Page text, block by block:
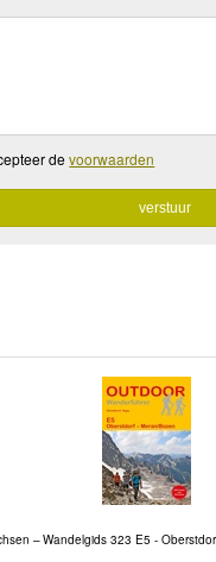
devoorwaarden
–Wandelgids 323 E5 -